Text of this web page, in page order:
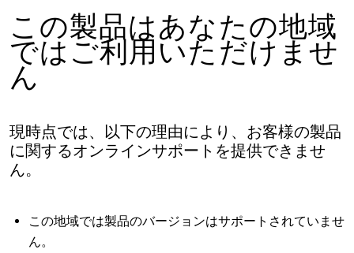
この製品はあなたの地域
ではご利用いただけませ
ん
現時点では、以下の理由により、お客様の製品
に関するオンラインサポートを提供できませ
ん。
この地域では製品のバージョンはサポートされていませ
ん。